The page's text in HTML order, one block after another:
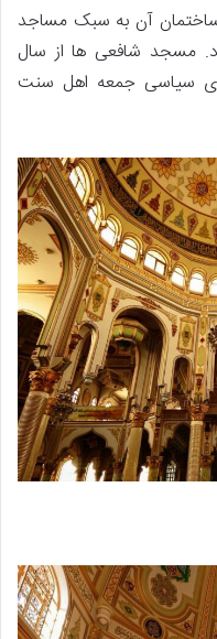
آن به سبک مساجد
مسجد شافعی ها از سال
عبادی سیاسی جمعه اهل سنت